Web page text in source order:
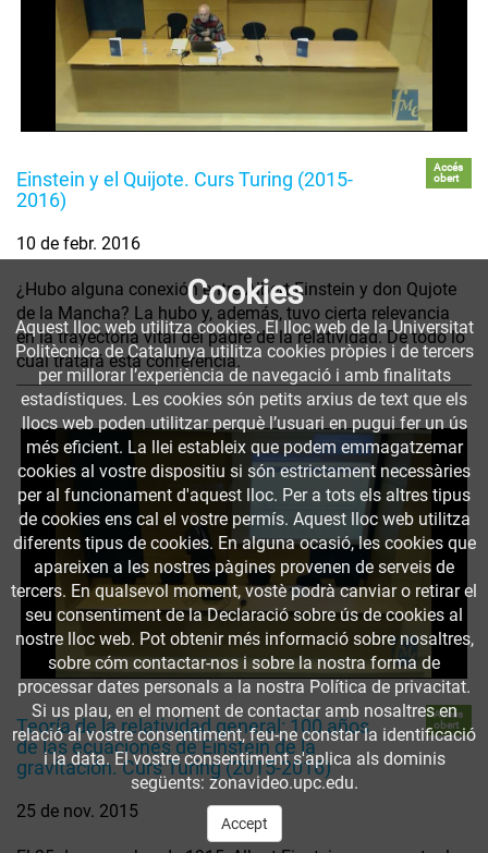
Einstein y el Quijote. Curs Turing (2015-
2016)
Accés
obert
10 de febr. 2016
¿Hubo alguna conexión entre Albert Einstein y don Qujote
de la Mancha? La hubo y, además, tuvo cierta relevancia
en la trayectoria vital del padre de la relatividad. De todo lo
cual tratará esta conferencia.
Teoría de la relatividad general: 100 años
de las ecuaciones de Einstein de la
gravitación. Curs Turing (2015-2016)
Accés
obert
25 de nov. 2015
Cookies
Aquest lloc web utilitza cookies. El lloc web de la Universitat
Politècnica de Catalunya utilitza cookies pròpies i de tercers
per millorar l’experiència de navegació i amb finalitats
estadístiques. Les cookies són petits arxius de text que els
llocs web poden utilitzar perquè l’usuari en pugui fer un ús
més eficient. La llei estableix que podem emmagatzemar
cookies al vostre dispositiu si són estrictament necessàries
per al funcionament d'aquest lloc. Per a tots els altres tipus
de cookies ens cal el vostre permís. Aquest lloc web utilitza
diferents tipus de cookies. En alguna ocasió, les cookies que
apareixen a les nostres pàgines provenen de serveis de
tercers. En qualsevol moment, vostè podrà canviar o retirar el
seu consentiment de la Declaració sobre ús de cookies al
nostre lloc web. Pot obtenir més informació sobre nosaltres,
sobre cóm contactar-nos i sobre la nostra forma de
processar dates personals a la nostra Política de privacitat.
Si us plau, en el moment de contactar amb nosaltres en
relació al vostre consentiment, feu-ne constar la identificació
i la data. El vostre consentiment s'aplica als dominis
següents: zonavideo.upc.edu.
Accept